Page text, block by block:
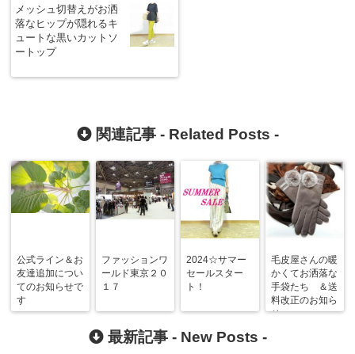
メッシュ切替えがお洒
落なヒップが隠れるキ
ュートな黒いカットソ
ートップ
関連記事 - Related Posts -
公式ライン＆お
友達追加につい
てのお知らせで
す
ファッションワ
ールド東京２０
１７
2024☆サマー
セールスター
ト！
毛皮屋さんの暖
かくてお洒落な
手袋たち ＆送
料改正のお知ら
せ
最新記事 - New Posts -